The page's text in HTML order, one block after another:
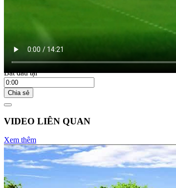
Bắt đầu tại
Chia sẻ
VIDEO LIÊN QUAN
Xem thêm